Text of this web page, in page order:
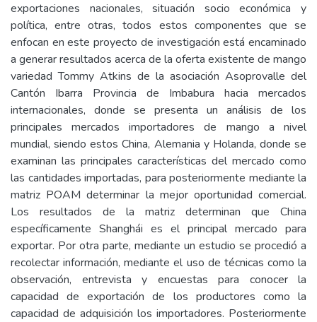
exportaciones nacionales, situación socio económica y
política, entre otras, todos estos componentes que se
enfocan en este proyecto de investigación está encaminado
a generar resultados acerca de la oferta existente de mango
variedad Tommy Atkins de la asociación Asoprovalle del
Cantón Ibarra Provincia de Imbabura hacia mercados
internacionales, donde se presenta un análisis de los
principales mercados importadores de mango a nivel
mundial, siendo estos China, Alemania y Holanda, donde se
examinan las principales características del mercado como
las cantidades importadas, para posteriormente mediante la
matriz POAM determinar la mejor oportunidad comercial.
Los resultados de la matriz determinan que China
específicamente Shanghái es el principal mercado para
exportar. Por otra parte, mediante un estudio se procedió a
recolectar información, mediante el uso de técnicas como la
observación, entrevista y encuestas para conocer la
capacidad de exportación de los productores como la
capacidad de adquisición los importadores. Posteriormente